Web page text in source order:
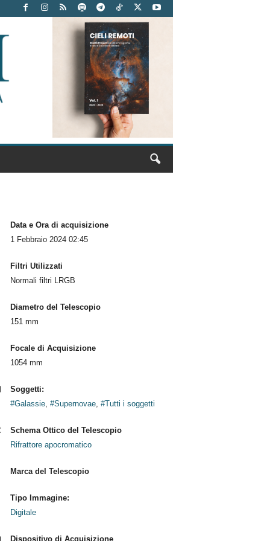
Data e Ora di acquisizione
1 Febbraio 2024 02:45
Filtri Utilizzati
Normali filtri LRGB
Diametro del Telescopio
151 mm
Focale di Acquisizione
1054 mm
Soggetti:
#Galassie, #Supernovae, #Tutti i soggetti
Schema Ottico del Telescopio
Rifrattore apocromatico
Marca del Telescopio
Tipo Immagine:
Digitale
Dispositivo di Acquisizione